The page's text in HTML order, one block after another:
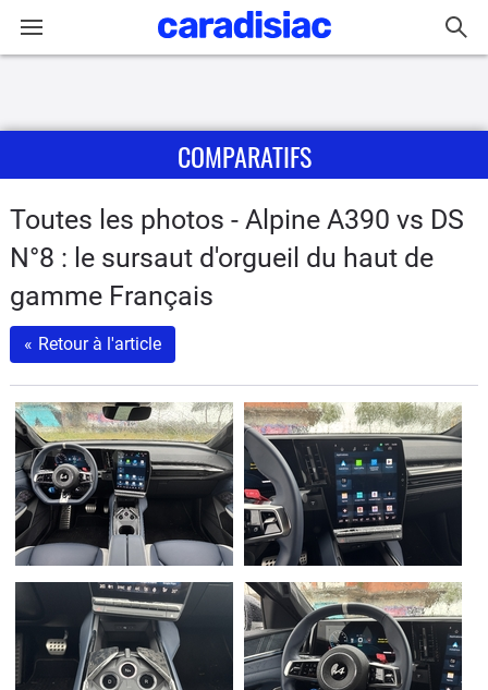
Actu
Essais
Guide
d'achat
Electriques
Utilitaires
Flottes
Auto
Forum
COMPARATIFS
Toutes les photos - Alpine A390 vs DS
N°8 : le sursaut d'orgueil du haut de
gamme Français
« Retour à l'article